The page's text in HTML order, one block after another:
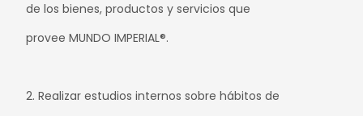
de los bienes, productos y servicios que
provee MUNDO IMPERIAL®.
2. Realizar estudios internos sobre hábitos de